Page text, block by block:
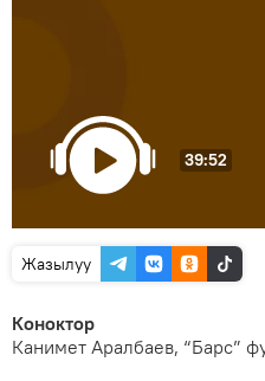
39:52
Жазылуу
Коноктор
Канимет Аралбаев, “Барс”